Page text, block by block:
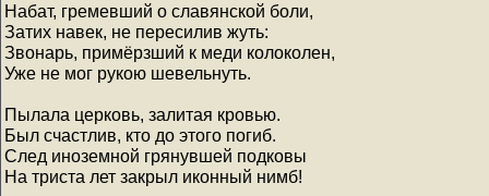
Набат, гремевший о славянской боли,
Затих навек, не пересилив жуть:
Звонарь, примёрзший к меди колоколен,
Уже не мог рукою шевельнуть.
Пылала церковь, залитая кровью.
Был счастлив, кто до этого погиб.
След иноземной грянувшей подковы
На триста лет закрыл иконный нимб!